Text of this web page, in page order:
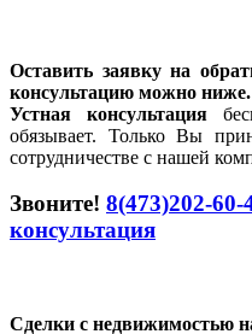
Оставить заявку на
консультацию можно ниже.
Устная консультация
обязывает. Только Вы
сотрудничестве с нашей
Звоните! 8(473)202-60-
консультация
Сделки с недвижимостью